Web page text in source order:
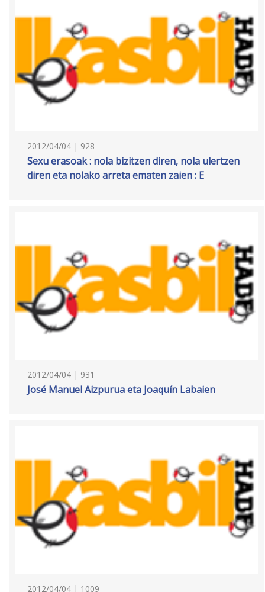
2012/04/04 | 928
Sexu erasoak : nola bizitzen diren, nola ulertzen
diren eta nolako arreta ematen zaien : E
2012/04/04 | 931
José Manuel Aizpurua eta Joaquín Labaien
2012/04/04 | 1009